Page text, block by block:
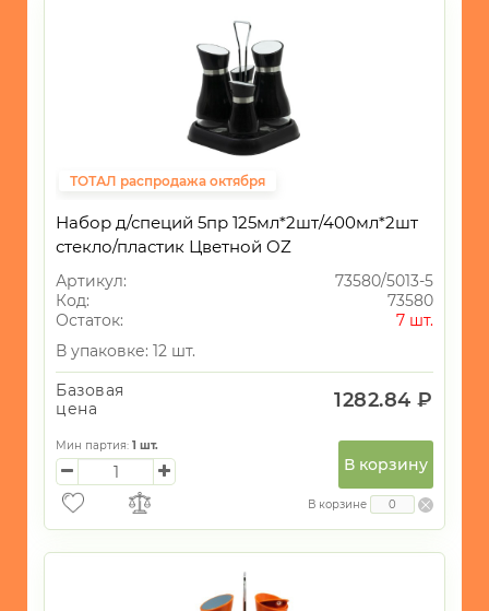
ТОТАЛ распродажа октября
Набор д/специй 5пр 125мл*2шт/400мл*2шт
стекло/пластик Цветной OZ
Артикул:
73580/5013-5
Код:
73580
Остаток:
7 шт.
В упаковке: 12 шт.
Базовая
цена
1282.84 ₽
Мин партия: 1 шт.
В корзину
В корзине